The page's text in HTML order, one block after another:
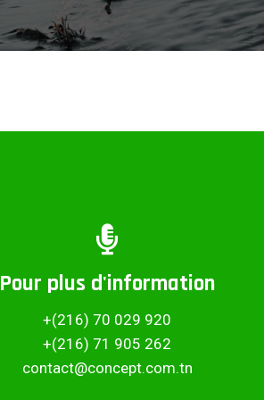
Pour plus d'information
+(216) 70 029 920
+(216) 71 905 262
contact@concept.com.tn
Partager ce projet